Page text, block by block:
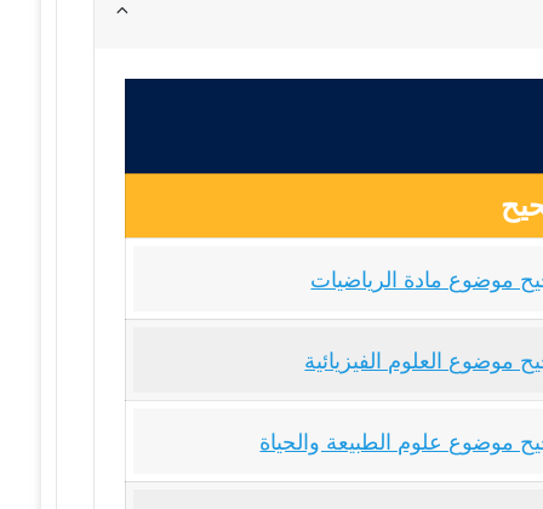
موضوع مادة الرياضيات
موضوع العلوم الفيزيائية
موضوع علوم الطبيعة والحياة